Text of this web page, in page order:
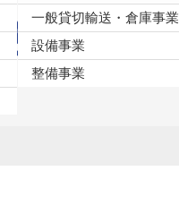
一般貸切輸送・倉庫事業
設備事業
整備事業
事業